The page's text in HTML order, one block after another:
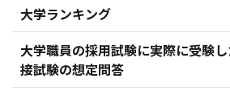
大学ランキング
大学職員の採用試験に実際に受験
接試験の想定問答